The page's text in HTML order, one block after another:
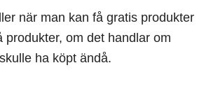
när man kan få gratis produkter
produkter, om det handlar om
ha köpt ändå.